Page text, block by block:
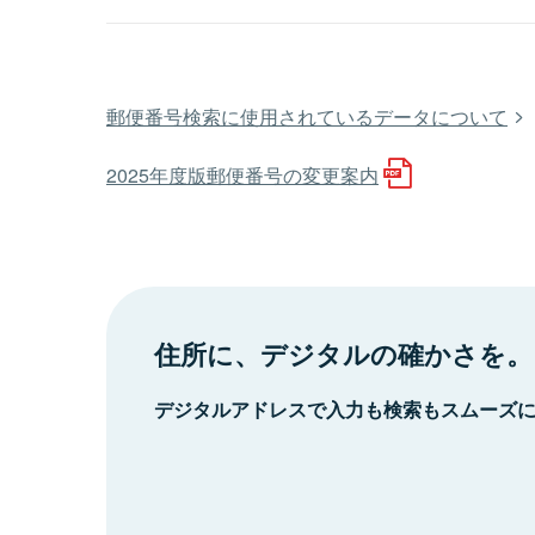
郵便番号検索に使用されているデータについて
2025年度版郵便番号の変更案内
住所に、デジタルの確かさを。
デジタルアドレスで入力も検索もスムーズ